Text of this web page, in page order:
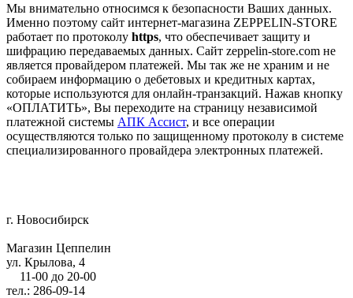
Мы внимательно относимся к безопасности Ваших данных.
Именно поэтому сайт интернет-магазина ZEPPELIN-STORE
работает по протоколу https, что обеспечивает защиту и
шифрацию передаваемых данных. Сайт zeppelin-store.com не
является провайдером платежей. Мы так же не храним и не
собираем информацию о дебетовых и кредитных картах,
которые используются для онлайн-транзакций. Нажав кнопку
«ОПЛАТИТЬ», Вы переходите на страницу независимой
платежной системы АПК Ассист, и все операции
осуществляются только по защищенному протоколу в системе
специализированного провайдера электронных платежей.
г. Новосибирск
Магазин Цеппелин
ул. Крылова, 4
11-00 до 20-00
тел.: 286-09-14